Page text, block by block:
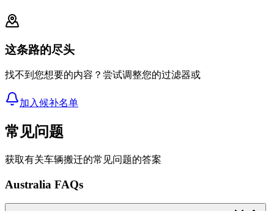
这条路的尽头
找不到您想要的内容？尝试调整您的过滤器或
加入候补名单
常见问题
获取有关车辆搬迁的常见问题的答案
Australia FAQs